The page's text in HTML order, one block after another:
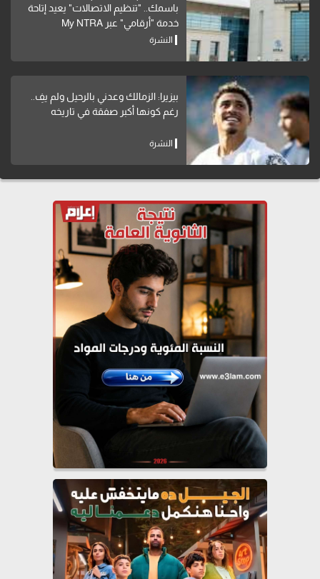
باسمك.. "تنظيم الاتصالات" يعيد إتاحة
خدمة "أرقامي" عبر My NTRA
النشرة
بيزيرا: الزمالك وعدني بالرحيل ولم يفِ..
رغم كونها أكبر صفقة في تاريخه
النشرة